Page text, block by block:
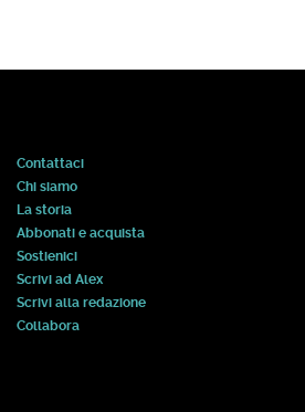
Contattaci
Chi siamo
La storia
Abbonati e acquista
Sostienici
Scrivi ad Alex
Scrivi alla redazione
Collabora